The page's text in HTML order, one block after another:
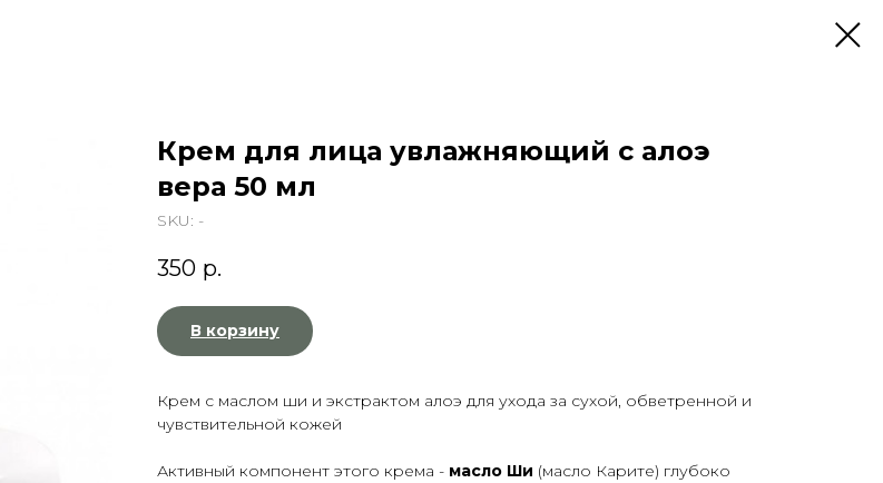
Крем для лица увлажняющий с алоэ
вера 50 мл
SKU: -
350 р.
В корзину
Крем с маслом ши и экстрактом алоэ для ухода за сухой, обветренной и
чувствительной кожей
Активный компонент этого крема - масло Ши (масло Карите) глубоко